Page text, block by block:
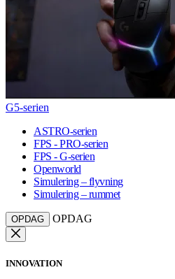
G5-serien
ASTRO-serien
FPS - PRO-serien
FPS - G-serien
Openworld
Simulering – flyvning
Simulering – rummet
OPDAG OPDAG
INNOVATION